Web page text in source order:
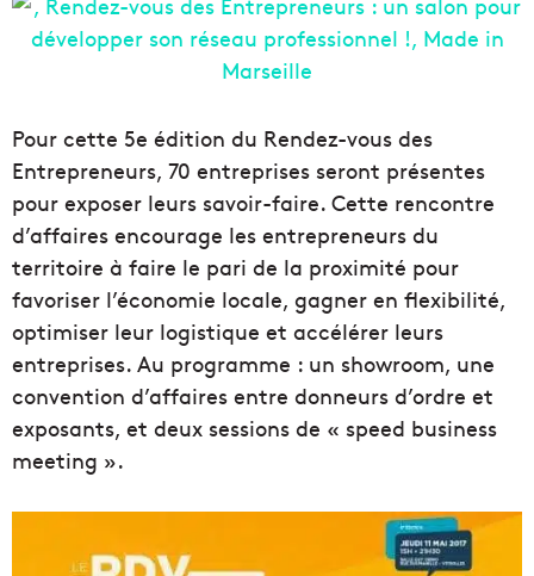
Pour cette 5e édition du Rendez-vous des
Entrepreneurs, 70 entreprises seront présentes
pour exposer leurs savoir-faire. Cette rencontre
d’affaires encourage les entrepreneurs du
territoire à faire le pari de la proximité pour
favoriser l’économie locale, gagner en flexibilité,
optimiser leur logistique et accélérer leurs
entreprises. Au programme : un showroom, une
convention d’affaires entre donneurs d’ordre et
exposants, et deux sessions de « speed business
meeting ».